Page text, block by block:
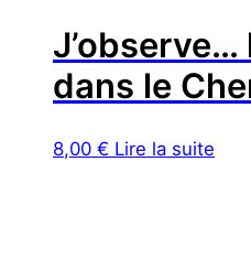
dans le
8,00 € Lire la suite